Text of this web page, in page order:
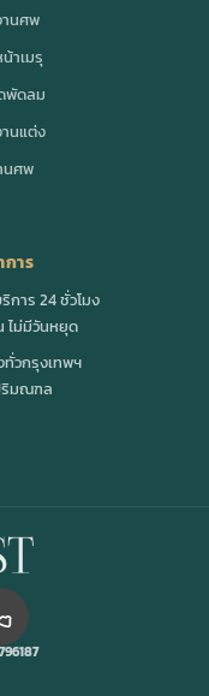
านศพ
าเมรุ
พัดลม
นแต่ง
นศพ
การ
การ 24 ชั่วโมง
ไม่มีวันหยุด
วกรุงเทพฯ
ริมณฑล